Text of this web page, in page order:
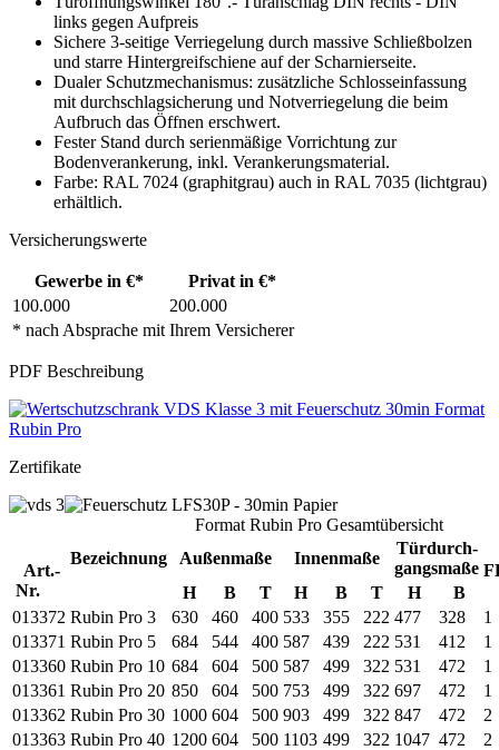
links gegen Aufpreis
Sichere 3-seitige Verriegelung durch massive Schließbolzen
und starre Hintergreifschiene auf der Scharnierseite.
Dualer Schutzmechanismus: zusätzliche Schlosseinfassung
mit durchschlagsicherung und Notverriegelung die beim
Aufbruch das Öffnen erschwert.
Fester Stand durch serienmäßige Vorrichtung zur
Bodenverankerung, inkl. Verankerungsmaterial.
Farbe: RAL 7024 (graphitgrau) auch in RAL 7035 (lichtgrau)
erhältlich.
Versicherungswerte
Gewerbe in €* Privat in €*
* nach Absprache mit Ihrem Versicherer
100.000 200.000
PDF Beschreibung
Zertifikate
Format Rubin Pro Gesamtübersicht
Art.-
Nr.
Bezeichnung Außenmaße Innenmaße
Türdurch-
gangsmaße
H
B T H B T H
B
013372 Rubin Pro 3 630 460 400 533 355 222 477 328
1
013371 Rubin Pro 5 684 544 400 587 439 222 531 412
1
013360 Rubin Pro 10 684 604 500 587 499 322 531 472
1
013361 Rubin Pro 20 850 604 500 753 499 322 697 472
1
013362 Rubin Pro 30 1000 604 500 903 499 322 847 472
2
013363 Rubin Pro 40 1200 604 500 1103 499 322 1047 472
2